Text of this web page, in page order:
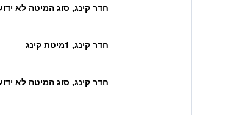
חדר קינג, סוג המיטה לא
חדר קינג, 1מיטת קינג
חדר קינג, סוג המיטה לא